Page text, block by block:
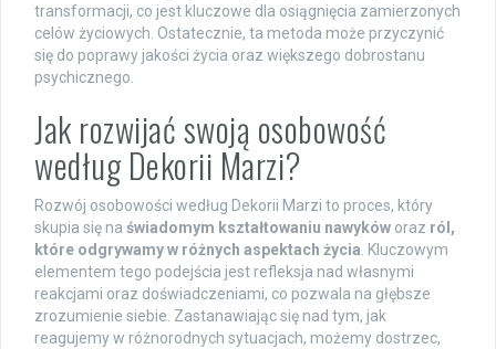
transformacji, co jest kluczowe dla osiągnięcia zamierzonych
celów życiowych. Ostatecznie, ta metoda może przyczynić
się do poprawy jakości życia oraz większego dobrostanu
psychicznego.
Jak rozwijać swoją osobowość
według Dekorii Marzi?
Rozwój osobowości według Dekorii Marzi to proces, który
skupia się na świadomym kształtowaniu nawyków oraz ról,
które odgrywamy w różnych aspektach życia. Kluczowym
elementem tego podejścia jest refleksja nad własnymi
reakcjami oraz doświadczeniami, co pozwala na głębsze
zrozumienie siebie. Zastanawiając się nad tym, jak
reagujemy w różnorodnych sytuacjach, możemy dostrzec,